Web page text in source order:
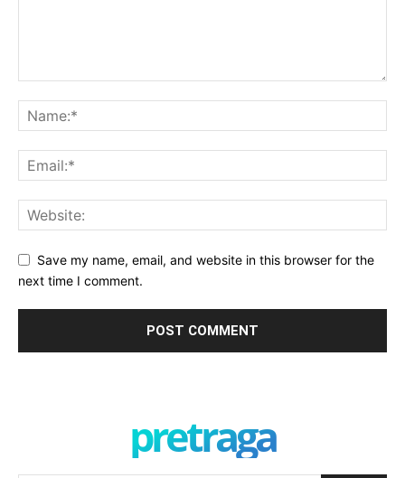
Save my name, email, and website in this browser for the
next time I comment.
pretraga